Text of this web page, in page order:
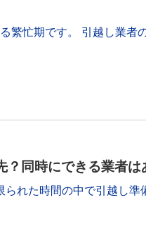
繁忙期です。 引越し業者
同時にできる業者は
れた時間の中で引越し